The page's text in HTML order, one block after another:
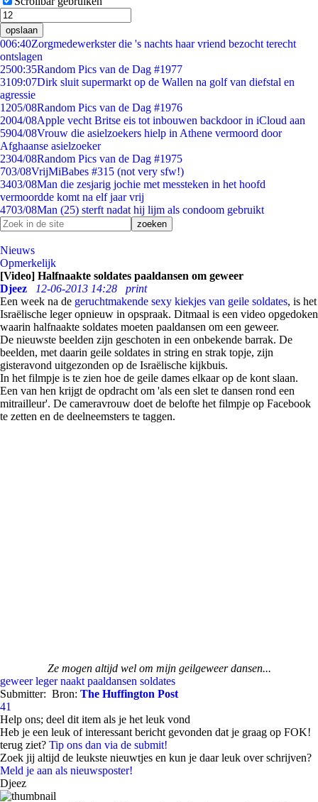
opslaan
006:40Zorgmedewerkster die 's nachts haar vriend bezocht terecht
ontslagen
2500:35Random Pics van de Dag #1977
3109:07Dirk sluit supermarkt op de Wallen na golf van diefstal en
agressie
1205/08Random Pics van de Dag #1976
2004/08Apple vecht Britse eis tot inbouwen backdoor in iCloud aan
5904/08Vrouw die asielzoekers hielp in Athene vermoord door
Afghaanse asielzoeker
2304/08Random Pics van de Dag #1975
703/08VrijMiBabes #315 (not very sfw!)
3403/08Man die zesjarig jochie met messteken in het hoofd
vermoordde komt na elf jaar vrij
4703/08Man (25) sterft nadat hij lijm als condoom gebruikt
Nieuws
Opmerkelijk
[Video] Halfnaakte soldates paaldansen om geweer
Djeez
12-06-2013 14:28
print
Een week na de geruchtmakende sexy kiekjes van geile soldates, is het
Israëlische leger opnieuw in opspraak. Ditmaal is een video opgedoken
waarin halfnaakte soldates moeten paaldansen om een geweer.
De nieuwste beelden zijn geschoten in een onbekende barrak. De
beelden, met daarin geile soldates in string en strak topje, zijn
gisteravond uitgezonden op de Israëlische kijkbuis.
In het filmpje is te zien hoe de geile dames elkaar op de kont slaan.
Een van hen krijgt de opdracht om 'als een slet te dansen rond een
mitrailleur'. De cameravrouw doet de belofte het filmpje op Facebook
te zetten en de deelneemsters te taggen.
Ze mogen altijd wel om mijn geilgeweer dansen...
geweer leger naakt paaldansen soldates
Submitter: Bron: The Huffington Post
41
Help ons; deel dit item als je het leuk vond
Heb je een leuk of interessant bericht gevonden dat je graag op FOK!
terug ziet? Tip ons dan via de submit!
Zoek jij altijd de leukste nieuwtjes en kun je daar leuk over schrijven?
Meld je aan als nieuwsposter!
Djeez